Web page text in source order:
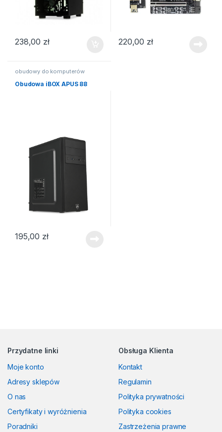
238,00 zł 220,00 zł
obudowy do komputerów
Obudowa iBOX APUS 88
195,00 zł
Przydatne linki
Moje konto
Adresy sklepów
O nas
Certyfikaty i wyróżnienia
Poradniki
Obsługa Klienta
Kontakt
Regulamin
Polityka prywatności
Polityka cookies
Zastrzeżenia prawne